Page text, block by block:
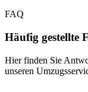
FAQ
Häufig gestellte
Hier finden Sie
unseren